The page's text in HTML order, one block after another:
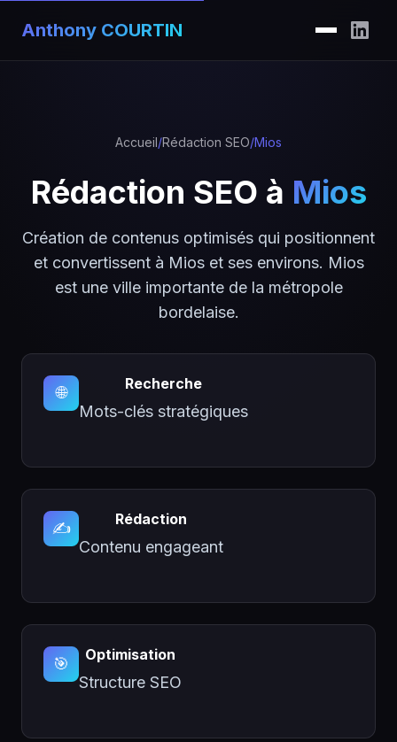
Anthony COURTIN
Accueil/Rédaction SEO/Mios
Rédaction SEO à Mios
Création de contenus optimisés qui positionnent
et convertissent à Mios et ses environs. Mios
est une ville importante de la métropole
bordelaise.
🌐 Recherche
Mots-clés stratégiques
✍️ Rédaction
Contenu engageant
🎯 Optimisation
Structure SEO